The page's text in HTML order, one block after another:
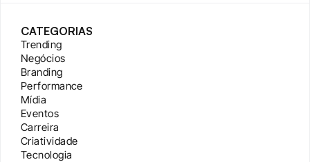
CATEGORIAS
Trending
Negócios
Branding
Performance
Mídia
Eventos
Carreira
Criatividade
Tecnologia